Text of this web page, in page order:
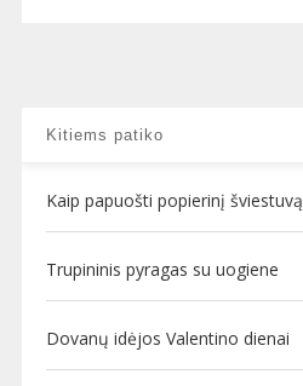
Kitiems patiko
Kaip papuošti popierinį šviestuvą
Trupininis pyragas su uogiene
Dovanų idėjos Valentino dienai